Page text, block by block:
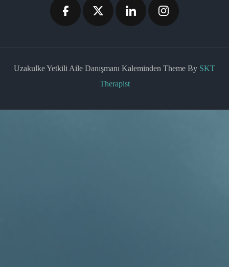
Uzakulke Yetkili Aile Danışmanı Kaleminden Theme By SKT
Therapist